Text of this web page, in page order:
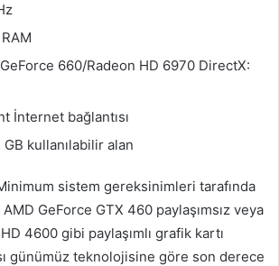
660/Radeon HD 6970 DirectX:
İnternet bağlantısı
kullanılabilir alan
sistem gereksinimleri tarafında
GeForce GTX 460 paylaşımsız veya
4600 gibi paylaşımlı grafik kartı
günümüz teknolojisine göre son derece